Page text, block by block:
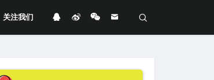
关注我们